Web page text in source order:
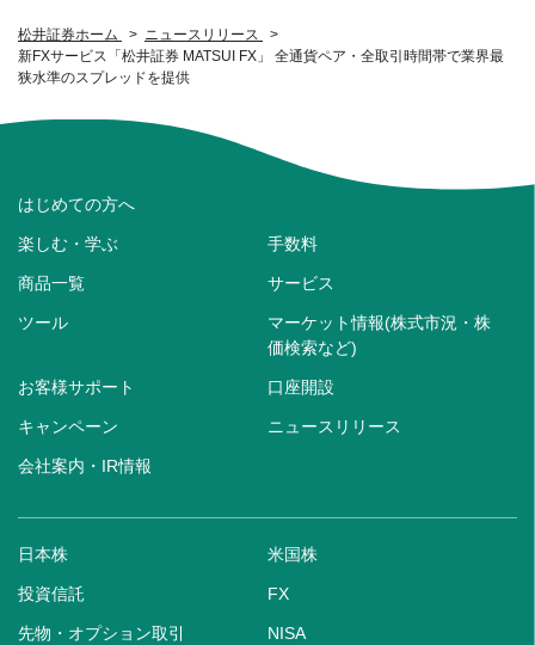
松井証券ホーム
ニュースリリース
新FXサービス「松井証券 MATSUI FX」 全通貨ペア・全取引時間帯で業界最
狭水準のスプレッドを提供
はじめての方へ
楽しむ・学ぶ 手数料
商品一覧 サービス
ツール
マーケット情報(株式市況・株
価検索など)
お客様サポート 口座開設
キャンペーン ニュースリリース
会社案内・IR情報
日本株 米国株
投資信託 FX
先物・オプション取引 NISA